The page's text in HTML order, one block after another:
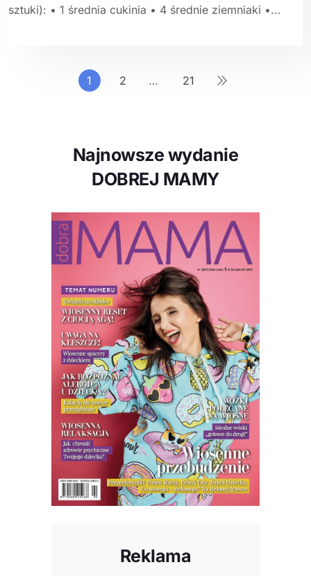
sztuki): • 1 średnia cukinia • 4 średnie ziemniaki •...
1 2 … 21
Najnowsze wydanie
DOBREJ MAMY
Reklama